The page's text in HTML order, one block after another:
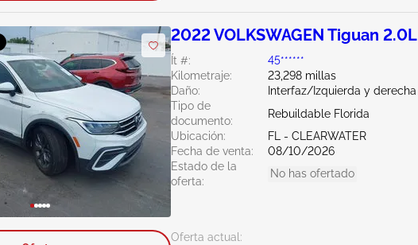
2022 VOLKSWAGEN Tiguan 2.0L
Ít #:
45******
Kilometraje:
23,298 millas
Daño:
Interfaz/Izquierda y derecha
Tipo de
documento:
Rebuildable Florida
Ubicación:
FL - CLEARWATER
Fecha de venta:
08/10/2026
Estado de la
oferta:
No has ofertado
Oferta actual: